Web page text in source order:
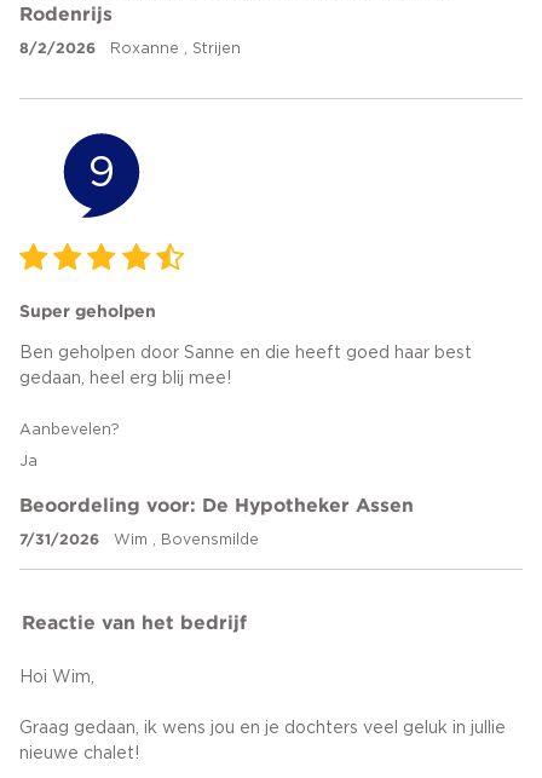
Rodenrijs
8/2/2026 Roxanne , Strijen
9
Super geholpen
Ben geholpen door Sanne en die heeft goed haar best
gedaan, heel erg blij mee!
Aanbevelen?
Ja
Beoordeling voor: De Hypotheker Assen
7/31/2026 Wim , Bovensmilde
Reactie van het bedrijf
Hoi Wim,
Graag gedaan, ik wens jou en je dochters veel geluk in jullie
nieuwe chalet!